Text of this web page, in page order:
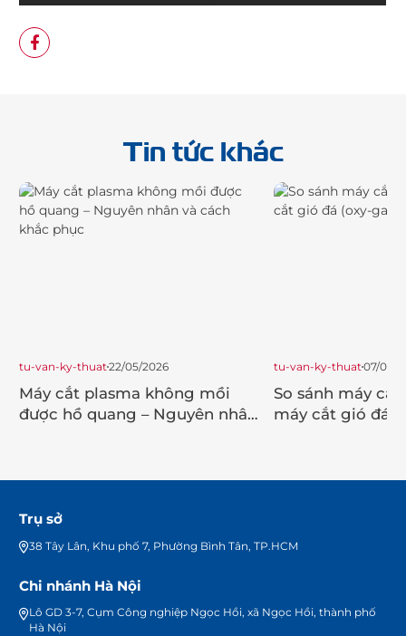
Tin tức khác
tu-van-ky-thuat22/05/2026
Máy cắt plasma không mồi
được hồ quang – Nguyên nhân
tu-van-ky-thuat07/04/
So sánh máy cắt
máy cắt gió đá
Trụ sở
38 Tây Lân, Khu phố 7, Phường Bình Tân, TP.HCM
Chi nhánh Hà Nội
Lô GD 3-7, Cụm Công nghiệp Ngọc Hồi, xã Ngọc Hồi, thành phố
Hà Nội